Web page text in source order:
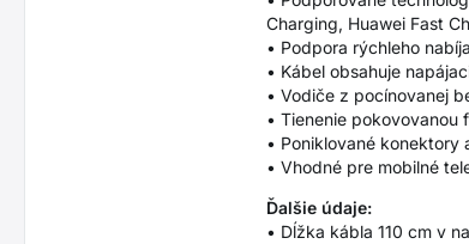
Charging, Huawei Fast
• Podpora rýchleho
• Kábel obsahuje
• Vodiče z pocínovanej
• Tienenie pokovovanou
• Poniklované
• Vhodné pre mobilné
Ďalšie údaje:
• Dĺžka kábla 110 cm v